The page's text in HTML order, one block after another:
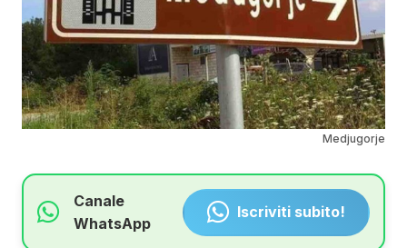
Medjugorje
Canale
WhatsApp
Iscriviti subito!